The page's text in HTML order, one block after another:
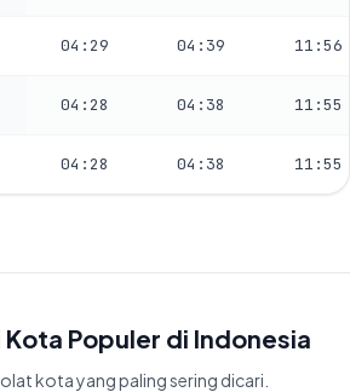
04:29 04:39 11:56
04:28 04:38 11:55
04:28 04:38 11:55
Populer di Indonesia
kota yang paling sering dicari.